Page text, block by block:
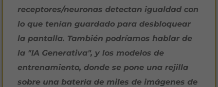
receptores/neuronas detectan igualdad con
lo que tenían guardado para desbloquear
la pantalla. También podríamos hablar de
la "IA Generativa", y los modelos de
entrenamiento, donde se pone una rejilla
sobre una batería de miles de imágenes de